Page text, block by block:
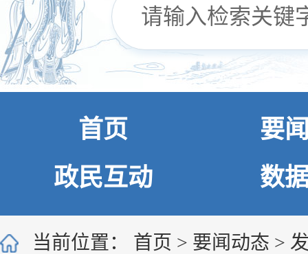
首页
要
政民互动
数
当前位置： 首页 > 要闻动态 >